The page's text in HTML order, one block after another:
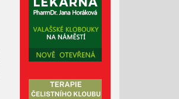
Březen 2024
Únor 2024
Leden 2024
Prosinec 2023
Říjen 2023